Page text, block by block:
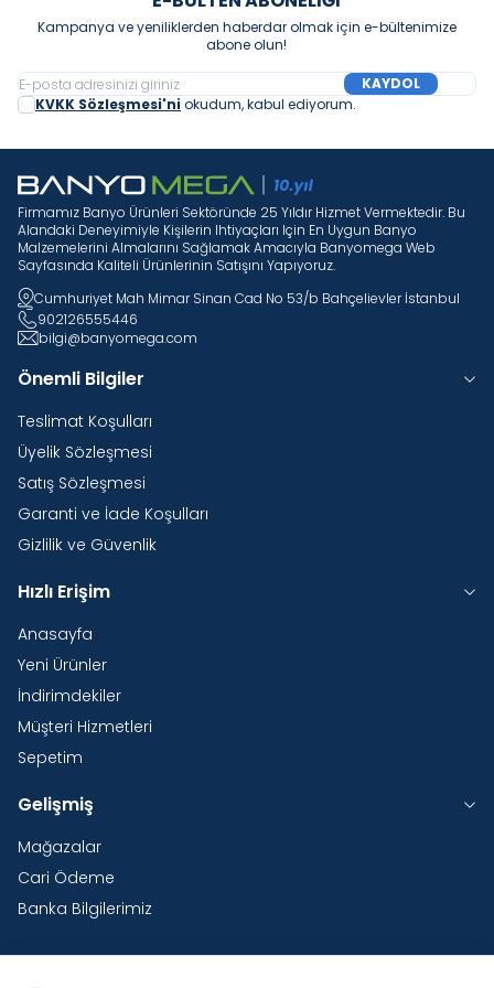
Kampanya ve yeniliklerden haberdar olmak için e-bültenimize
abone olun!
KAYDOL
KVKK Sözleşmesi'ni okudum, kabul ediyorum.
Firmamız Banyo Ürünleri Sektöründe 25 Yıldır Hizmet Vermektedir. Bu
Alandaki Deneyimiyle Kişilerin Ihtiyaçları Için En Uygun Banyo
Malzemelerini Almalarını Sağlamak Amacıyla Banyomega Web
Sayfasında Kaliteli Ürünlerinin Satışını Yapıyoruz.
Cumhuriyet Mah Mimar Sinan Cad No 53/b Bahçelievler İstanbul
902126555446
bilgi@banyomega.com
Önemli Bilgiler
Teslimat Koşulları
Üyelik Sözleşmesi
Satış Sözleşmesi
Garanti ve İade Koşulları
Gizlilik ve Güvenlik
Hızlı Erişim
Anasayfa
Yeni Ürünler
İndirimdekiler
Müşteri Hizmetleri
Sepetim
Gelişmiş
Mağazalar
Cari Ödeme
Banka Bilgilerimiz